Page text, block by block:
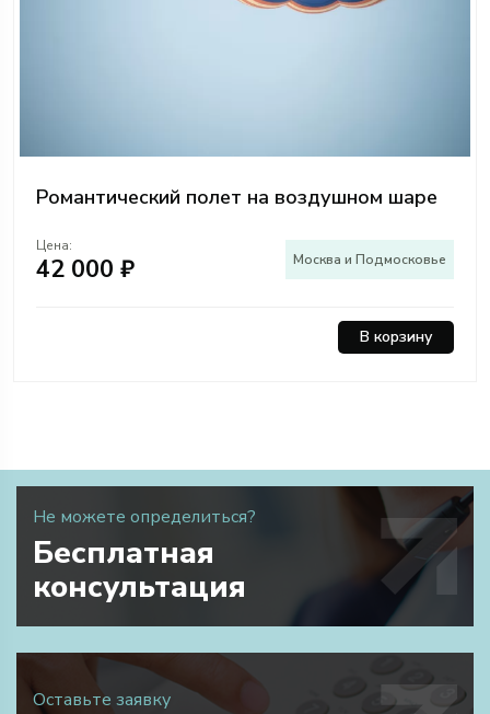
Романтический полет на воздушном шаре
Цена:
42 000 ₽ Москва и Подмосковье
В корзину
Не можете определиться?
Бесплатная
консультация
Оставьте заявку